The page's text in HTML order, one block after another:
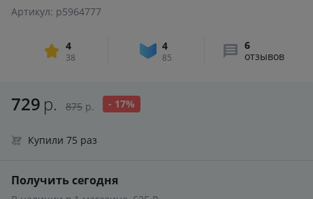
Артикул: p5964777
4
38
4
85
6
отзывов
729 р. 875 р. - 17%
Купили 75 раз
Получить сегодня